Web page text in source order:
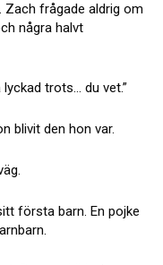
frågade aldrig om
några halvt
trots… du vet.”
blivit den hon var.
första barn. En pojke